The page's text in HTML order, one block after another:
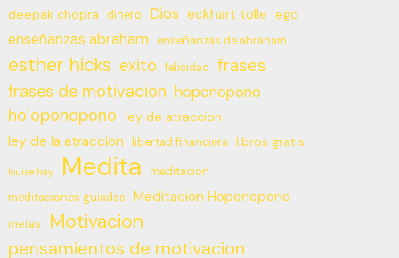
deepak chopra dinero Dios eckhart tolle ego
enseñanzas abraham enseñanzas de abraham
esther hicks exito felicidad frases
frases de motivacion hoponopono
ho’oponopono ley de atraccion
ley de la atraccion libertad financiera libros gratis
louise hay Medita
meditacion
meditaciones guiadas
Meditacion Hoponopono
metas Motivacion
pensamientos de motivacion